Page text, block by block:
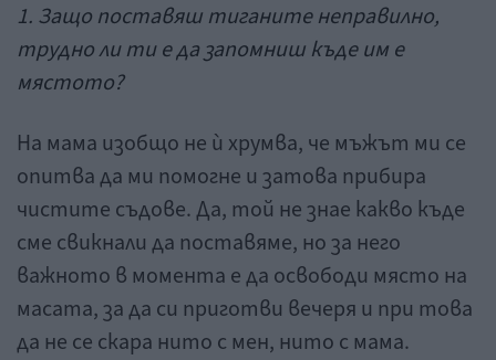
1. Защо поставяш тиганите неправилно,
трудно ли ти е да запомниш къде им е
мястото?
На мама изобщо не ѝ хрумва, че мъжът ми се
опитва да ми помогне и затова прибира
чистите съдове. Да, той не знае какво къде
сме свикнали да поставяме, но за него
важното в момента е да освободи място на
масата, за да си приготви вечеря и при това
да не се скара нито с мен, нито с мама.